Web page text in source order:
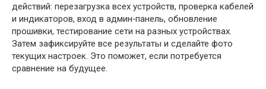
действий: перезагрузка всех устройств, проверка кабелей
и индикаторов, вход в админ‑панель, обновление
прошивки, тестирование сети на разных устройствах.
Затем зафиксируйте все результаты и сделайте фото
текущих настроек. Это поможет, если потребуется
сравнение на будущее.